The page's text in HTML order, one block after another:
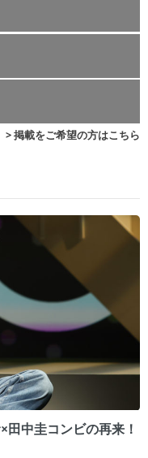
> 掲載をご希望の方はこちら
田中圭コンビの再来！